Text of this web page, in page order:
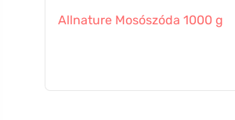
Allnature Mosószóda 1000 g